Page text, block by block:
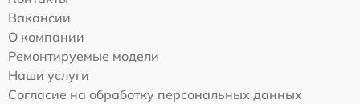
Вакансии
О компании
Ремонтируемые модели
Наши услуги
Согласие на обработку персональных данных